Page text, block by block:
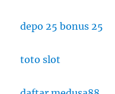
depo 25 bonus 25
toto slot